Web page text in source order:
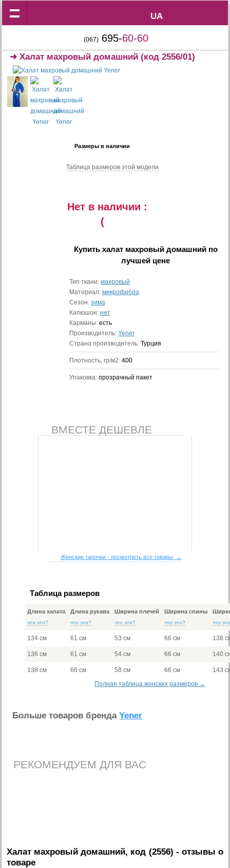
UA
UA
(067) 695-60-60
➜Халат махровый домашний (код 2556/01)
Размеры в наличии
Таблица размеров этой модели
Нет в наличии :
(
Купить халат махровый домашнийпо
лучшей цене
Тип ткани: махровый
Материал: микрофибра
Сезон: зима
Капюшон: нет
Карманы: есть
Производитель: Yener
Страна производитель: Турция
Плотность, гр/м2: 400
Упаковка: прозрачный пакет
ВМЕСТЕ ДЕШЕВЛЕ
Женские тапочки - посмотреть все товары →
Таблица размеров
Длина халата
что это?
Длина рукава
что это?
Ширина плечей
что это?
Ширина спины
что это? что
134 см 61 см 53 см 66 см 138
136 см 61 см 54 см 66 см 140
138 см 66 см 58 см 66 см
143
Полная таблица женских размеров →
Больше товаров брендаYener
РЕКОМЕНДУЕМ ДЛЯ ВАС
Халат махровый домашний, код (2556) - отзывы о
товаре